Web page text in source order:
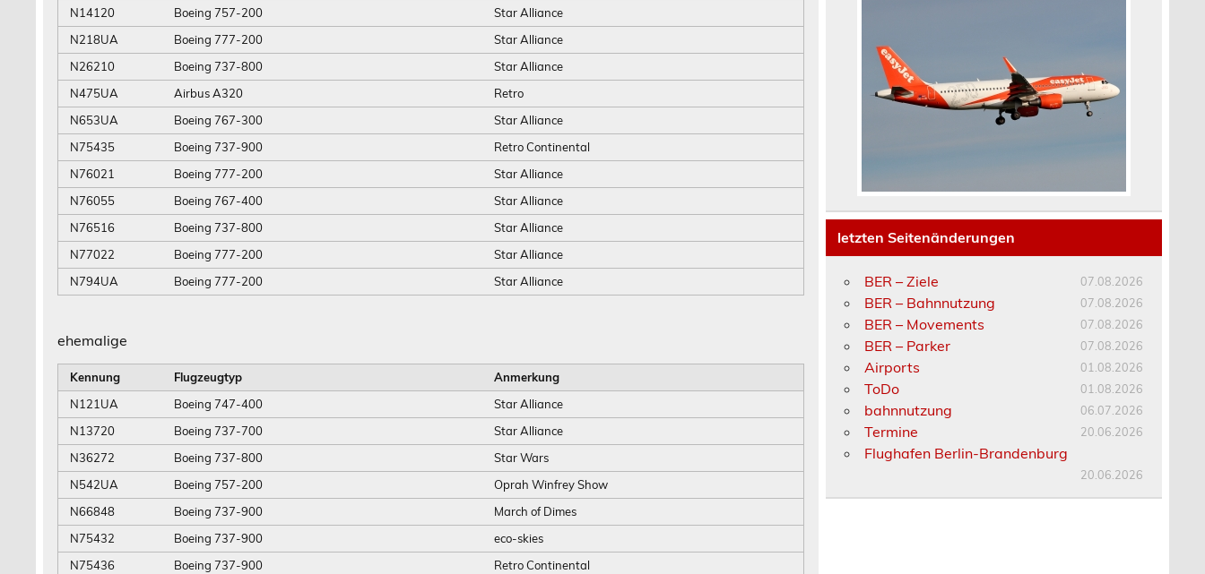
N14120
Boeing 757-200
Star Alliance
N218UA
Boeing 777-200
Star Alliance
N26210
Boeing 737-800
Star Alliance
N475UA
Airbus A320
Retro
N653UA
Boeing 767-300
Star Alliance
N75435
Boeing 737-900
Retro Continental
N76021
Boeing 777-200
Star Alliance
N76055
Boeing 767-400
Star Alliance
N76516
Boeing 737-800
Star Alliance
N77022
Boeing 777-200
Star Alliance
N794UA
Boeing 777-200 Star Alliance
ehemalige
Kennung Flugzeugtyp
Anmerkung
N121UA
Boeing 747-400
Star Alliance
N13720
Boeing 737-700
Star Alliance
N36272
Boeing 737-800
Star Wars
N542UA
Boeing 757-200
Oprah Winfrey Show
N66848
Boeing 737-900
March of Dimes
N75432
Boeing 737-900
eco-skies
N75436
Boeing 737-900
Retro Continental
letzten Seitenänderungen
BER – Ziele 07.08.2026
BER – Bahnnutzung 07.08.2026
BER – Movements 07.08.2026
BER – Parker 07.08.2026
Airports 01.08.2026
ToDo 01.08.2026
bahnnutzung 06.07.2026
Termine 20.06.2026
Flughafen Berlin-Brandenburg
20.06.2026